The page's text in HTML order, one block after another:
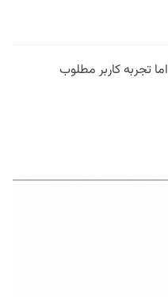
تجربه کاربر مطلوب